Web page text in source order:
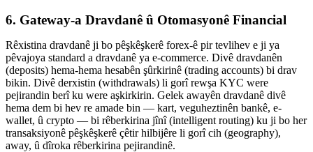
6. Gateway-a Dravdanê û Otomasyonê Financial
Rêxistina dravdanê ji bo pêşkêşkerê forex-ê pir tevlihev e ji ya
pêvajoya standard a dravdanê ya e-commerce. Divê dravdanên
(deposits) hema-hema hesabên şûrkirinê (trading accounts) bi drav
bikin. Divê derxistin (withdrawals) li gorî rewşa KYC were
pejirandin berî ku were aşkirkirin. Gelek awayên dravdanê divê
hema dem bi hev re amade bin — kart, veguheztinên bankê, e-
wallet, û crypto — bi rêberkirina jînî (intelligent routing) ku ji bo her
transaksiyonê pêşkêşkerê çêtir hilbijêre li gorî cih (geography),
away, û dîroka rêberkirina pejirandinê.